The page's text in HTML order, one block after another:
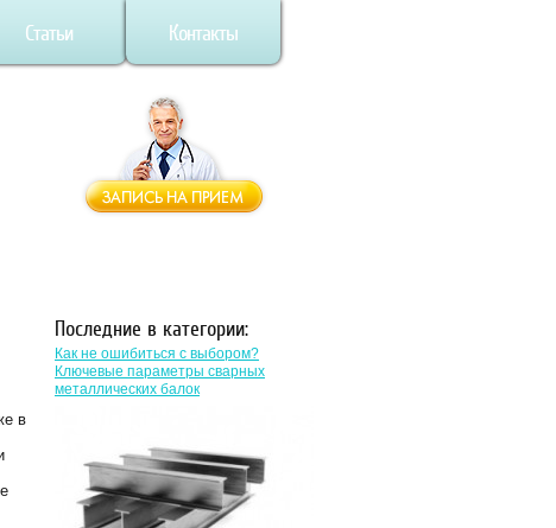
Статьи Контакты
в
Последние в категории:
Как не ошибиться с выбором?
Ключевые параметры сварных
металлических балок